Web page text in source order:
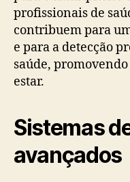
profissionais de
contribuem para
e para a detecção
saúde,
estar.
Sistemas
avançados